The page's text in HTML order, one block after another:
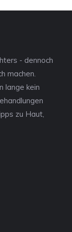
- dennoch
machen.
lange kein
zu Haut,